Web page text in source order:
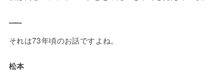
——
それは73年頃のお話ですよね。
松本